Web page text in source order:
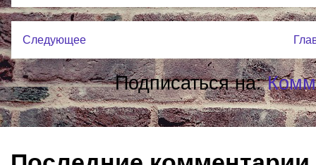
Следующее
Подписаться на: